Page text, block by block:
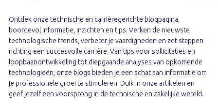
Ontdek onze technische en carrièregerichte blogpagina,
boordevol informatie, inzichten en tips. Verken de nieuwste
technologische trends, verbeter je vaardigheden en zet stappen
richting een succesvolle carrière. Van tips voor sollicitaties en
loopbaanontwikkeling tot diepgaande analyses van opkomende
technologieën, onze blogs bieden je een schat aan informatie om
je professionele groei te stimuleren. Duik in onze artikelen en
geef jezelf een voorsprong in de technische en zakelijke wereld.